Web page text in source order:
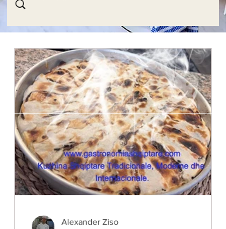
Alexander Ziso